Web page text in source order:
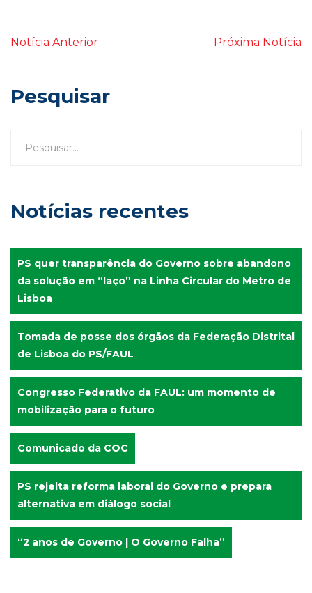
Notícia Anterior Próxima Notícia
Pesquisar
Notícias recentes
PS quer transparência do Governo sobre abandono
da solução em “laço” na Linha Circular do Metro de
Lisboa
Tomada de posse dos órgãos da Federação Distrital
de Lisboa do PS/FAUL
Congresso Federativo da FAUL: um momento de
mobilização para o futuro
Comunicado da COC
PS rejeita reforma laboral do Governo e prepara
alternativa em diálogo social
“2 anos de Governo | O Governo Falha”